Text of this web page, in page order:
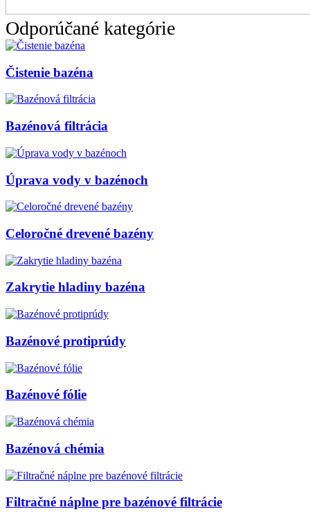
Odporúčané kategórie
Čistenie bazéna
Bazénová filtrácia
Úprava vody v bazénoch
Celoročné drevené bazény
Zakrytie hladiny bazéna
Bazénové protiprúdy
Bazénové fólie
Bazénová chémia
Filtračné náplne pre bazénové filtrácie